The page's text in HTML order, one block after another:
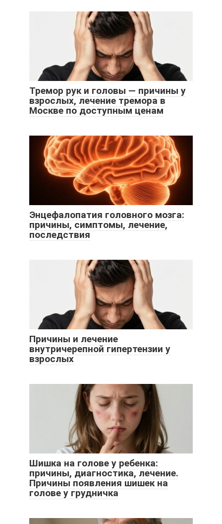
Тремор рук и головы — причины у
взрослых, лечение тремора в
Москве по доступным ценам
Энцефалопатия головного мозга:
причины, симптомы, лечение,
последствия
Причины и лечение
внутричерепной гипертензии у
взрослых
Шишка на голове у ребенка:
причины, диагностика, лечение.
Причины появления шишек на
голове у грудничка